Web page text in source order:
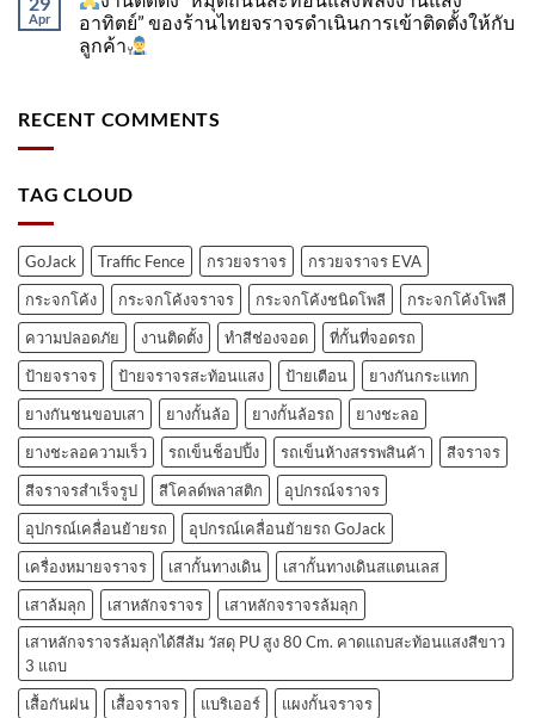
Apr
อาทิตย์” ของร้านไทยจราจรดำเนินการเข้าติดตั้ง​ให้กับ
ลูกค้า
RECENT COMMENTS
TAG CLOUD
GoJack Traffic Fence กรวยจราจร
กรวยจราจร EVA
กระจกโค้ง
กระจกโค้งจราจร กระจกโค้งชนิดโพลี
กระจกโค้งโพลี
ความปลอดภัย
งานติดตั้ง ทำสีช่องจอด
ที่กั้นที่จอดรถ
ป้ายจราจร
ป้ายจราจรสะท้อนแสง ป้ายเตือน
ยางกันกระแทก
ยางกันชนขอบเสา
ยางกั้นล้อ ยางกั้นล้อรถ
ยางชะลอ
ยางชะลอความเร็ว
รถเข็นช็อปปิ้ง รถเข็นห้างสรรพสินค้า
สีจราจร
สีจราจรสำเร็จรูป
สีโคลด์พลาสติก
อุปกรณ์จราจร
อุปกรณ์เคลื่อนย้ายรถ
อุปกรณ์เคลื่อนย้ายรถ GoJack
เครื่องหมายจราจร
เสากั้นทางเดิน
เสากั้นทางเดินสแตนเลส
เสาล้มลุก
เสาหลักจราจร
เสาหลักจราจรล้มลุก
เสาหลักจราจรล้มลุกได้สีส้ม วัสดุ PU สูง 80 Cm. คาดแถบสะท้อนแสงสีขาว
3 แถบ
เสื้อกันฝน
เสื้อจราจร แบริเออร์ แผงกั้นจราจร